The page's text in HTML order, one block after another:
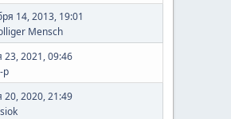
14, 2013, 19:01
Mensch
2021, 09:46
p
2020, 21:49